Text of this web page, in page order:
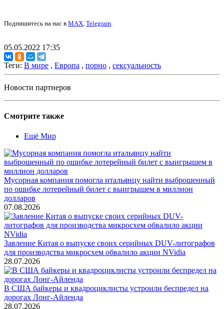
Подпишитесь на нас в MAX, Telegram.
05.05.2022 17:35
Теги: В мире , Европа , порно , сексуальность
Новости партнеров
Смотрите также
Ещё Мир
Мусорная компания помогла итальянцу найти выброшенный
по ошибке лотерейный билет с выигрышем в миллион
долларов
07.08.2026
Завление Китая о выпуске своих серийных DUV-литографов
для производства микросхем обвалило акции NVidia
28.07.2026
В США байкеры и квадроциклисты устроили беспредел на
дорогах Лонг-Айленда
28.07.2026